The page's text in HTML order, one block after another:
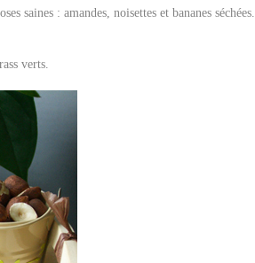
saines : amandes, noisettes et bananes séchées.
verts.